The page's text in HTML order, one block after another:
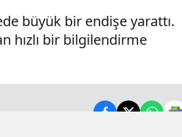
büyük bir endişe yarattı.
hızlı bir bilgilendirme